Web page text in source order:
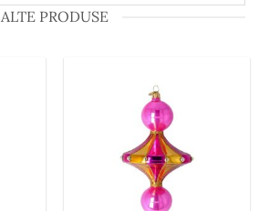
ALTE PRODUSE